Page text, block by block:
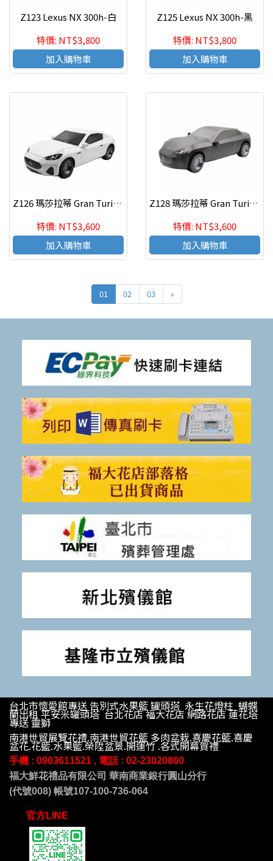
Z123 Lexus NX 300h-白
特價: NT$3,800
加入購物車
Z125 Lexus NX 300h-黑
特價: NT$3,800
加入購物車
Z126 瑪莎拉蒂 Gran Turismoi 雙門-白
特價: NT$3,600
加入購物車
Z128 瑪莎拉蒂 Gran Turismoi 雙門-黑
特價: NT$3,600
加入購物車
01 02 03 »
台北市懷愛館專送 告別式水果籃 罐頭塔 永生花燈柱 蝴蝶
蘭出租 平安米罐頭塔 台北花店 福大花店 網路花店 蓮花塔
專送 靈獅
南港世貿展覽花禮.南港世貿花籃 多肉盆栽.喜慶花籃.喜慶
盆花.花籃.水果籃.榮陞盆景.開運竹 .各式開幕賀禮
手機 : 0903611521 , 電話 : 02-23020860
福大鮮花禮品有限公司 華南商業銀行圓山分行
(代號008) 帳號107-100-736-064
官方LINE